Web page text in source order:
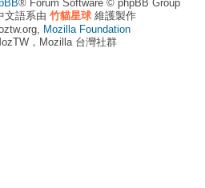
® Forum Software © phpBB Group
文語系由 竹貓星球維護製作
Mozilla Foundation
，Mozilla 台灣社群